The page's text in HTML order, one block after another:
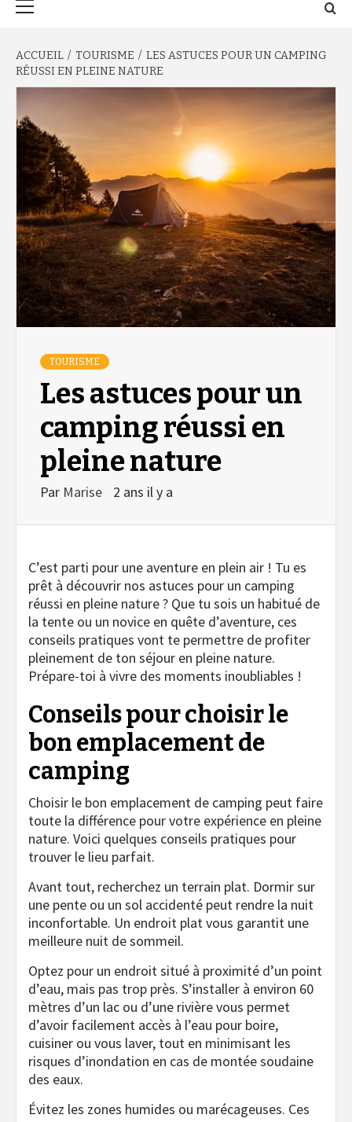
ACCUEIL TOURISME
LES ASTUCES POUR UN CAMPING
RÉUSSI EN PLEINE NATURE
TOURISME
Les astuces pour un
camping réussi en
pleine nature
Par Marise 2 ans il y a
C’est parti pour une aventure en plein air ! Tu es
prêt à découvrir nos astuces pour un camping
réussi en pleine nature ? Que tu sois un habitué de
la tente ou un novice en quête d’aventure, ces
conseils pratiques vont te permettre de profiter
pleinement de ton séjour en pleine nature.
Prépare-toi à vivre des moments inoubliables !
Conseils pour choisir le
bon emplacement de
camping
Choisir le bon emplacement de camping peut faire
toute la différence pour votre expérience en pleine
nature. Voici quelques conseils pratiques pour
trouver le lieu parfait.
Avant tout, recherchez un terrain plat. Dormir sur
une pente ou un sol accidenté peut rendre la nuit
inconfortable. Un endroit plat vous garantit une
meilleure nuit de sommeil.
Optez pour un endroit situé à proximité d’un point
d’eau, mais pas trop près. S’installer à environ 60
mètres d’un lac ou d’une rivière vous permet
d’avoir facilement accès à l’eau pour boire,
cuisiner ou vous laver, tout en minimisant les
risques d’inondation en cas de montée soudaine
des eaux.
Évitez les zones humides ou marécageuses. Ces